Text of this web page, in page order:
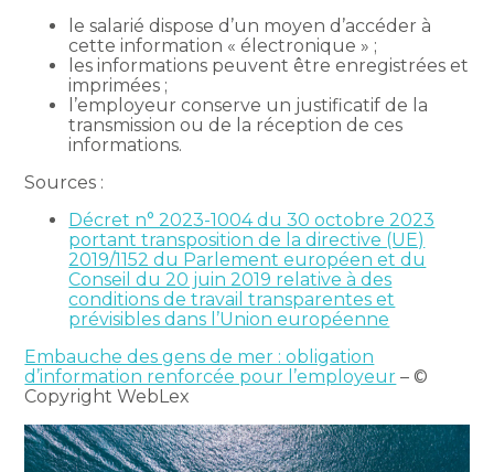
le salarié dispose d’un moyen d’accéder à
cette information « électronique » ;
les informations peuvent être enregistrées et
imprimées ;
l’employeur conserve un justificatif de la
transmission ou de la réception de ces
informations.
Sources :
Décret n° 2023-1004 du 30 octobre 2023
portant transposition de la directive (UE)
2019/1152 du Parlement européen et du
Conseil du 20 juin 2019 relative à des
conditions de travail transparentes et
prévisibles dans l’Union européenne
Embauche des gens de mer : obligation
d’information renforcée pour l’employeur – ©
Copyright WebLex